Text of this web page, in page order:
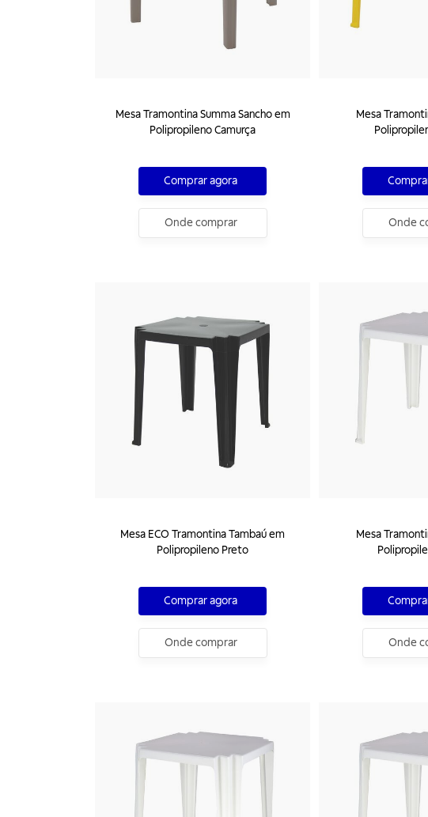
Mesa Tramontina Summa Sancho em
Polipropileno Camurça
Comprar agora
Onde comprar
Mesa
Onde
Mesa ECO Tramontina Tambaú em
Polipropileno Preto
Comprar agora
Onde comprar
Mesa
Onde